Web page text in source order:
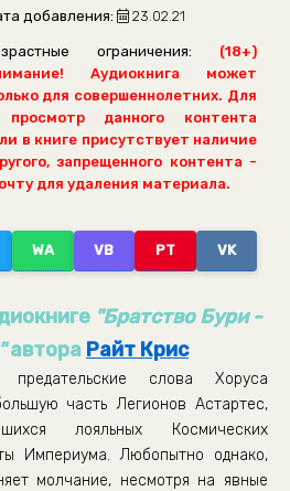
добавления: 23.02.21
ограничения:
(18+)
Аудиокнига может
для совершеннолетних. Для
просмотр данного контента
в книге присутствует наличие
запрещенного контента -
для удаления материала.
WA VB PT VK
"Братство Бури -
автора Райт Крис
слова Хоруса
часть Легионов Астартес,
лояльных Космических
Империума. Любопытно однако,
молчание, несмотря на явные